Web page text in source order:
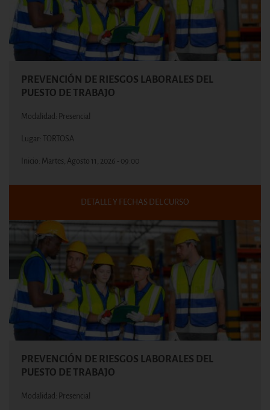
PREVENCIÓN DE RIESGOS LABORALES DEL
PUESTO DE TRABAJO
Modalidad: Presencial
Lugar: TORTOSA
Inicio: Martes, Agosto 11, 2026 - 09:00
DETALLE Y FECHAS DEL CURSO
PREVENCIÓN DE RIESGOS LABORALES DEL
PUESTO DE TRABAJO
Modalidad: Presencial